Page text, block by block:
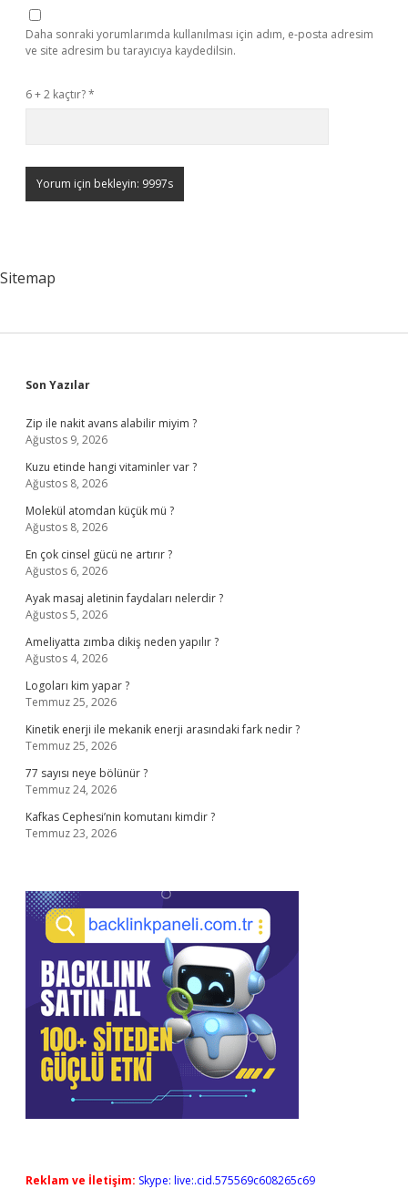
Daha sonraki yorumlarımda kullanılması için adım, e-posta adresim
ve site adresim bu tarayıcıya kaydedilsin.
6 + 2 kaçtır?*
Sitemap
Sidebar
Son Yazılar
Zip ile nakit avans alabilir miyim ?
Ağustos 9, 2026
Kuzu etinde hangi vitaminler var ?
Ağustos 8, 2026
Molekül atomdan küçük mü ?
Ağustos 8, 2026
En çok cinsel gücü ne artırır ?
Ağustos 6, 2026
Ayak masaj aletinin faydaları nelerdir ?
Ağustos 5, 2026
Ameliyatta zımba dikiş neden yapılır ?
Ağustos 4, 2026
Logoları kim yapar ?
Temmuz 25, 2026
Kinetik enerji ile mekanik enerji arasındaki fark nedir ?
Temmuz 25, 2026
77 sayısı neye bölünür ?
Temmuz 24, 2026
Kafkas Cephesi’nin komutanı kimdir ?
Temmuz 23, 2026
Reklam ve İletişim: Skype: live:.cid.575569c608265c69